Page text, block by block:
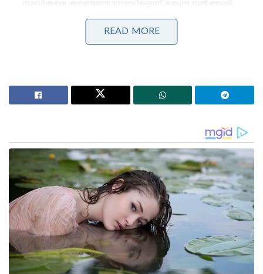
ജന്തർ മന്തറിൽ പ്രതിഷേധങ്ങൾക്ക് വിലക്ക്
ഏർപ്പെടുത്തണമെന്ന് ഹർജി ; കേന്ദ്ര സർക്കാരിനോട്
അതേസമയം ആക്രമണത്തിൽ 90 പേരെ
കൊലപ്പെടുത്തിയെന്നാണ് ബലൂച് സ്വതന്ത്ര
സമീപം ഏതാനും മണിക്കൂറുകൾക്ക് മുൻപ് നടന്ന
ആക്രമണത്തിന്റെ ഉത്തരവാദികൾ തങ്ങളാണെന്ന്
മജീദ് ബ്രിഗേഡ് വ്യക്തമാക്കി. എട്ട്
ബസുകളിലായിട്ടായിരുന്നു പട്ടാളക്കാരുടെ സംഘം
സഞ്ചരിച്ചിരുന്നത്. സ്‌ഫോടനത്തിൽ ഒരു ബസ്
പൂർണമായും തകർന്നു.
സ്‌ഫോടനത്തിന് പിന്നാലെ മുഴുവൻ ബസുകളും
തങ്ങളുടെ സംഘം വളഞ്ഞു. എല്ലാ സൈനികരെയും
ഇല്ലാതാക്കി. 90 പാകിസ്താൻ പട്ടാളക്കാരെ
READ MORE